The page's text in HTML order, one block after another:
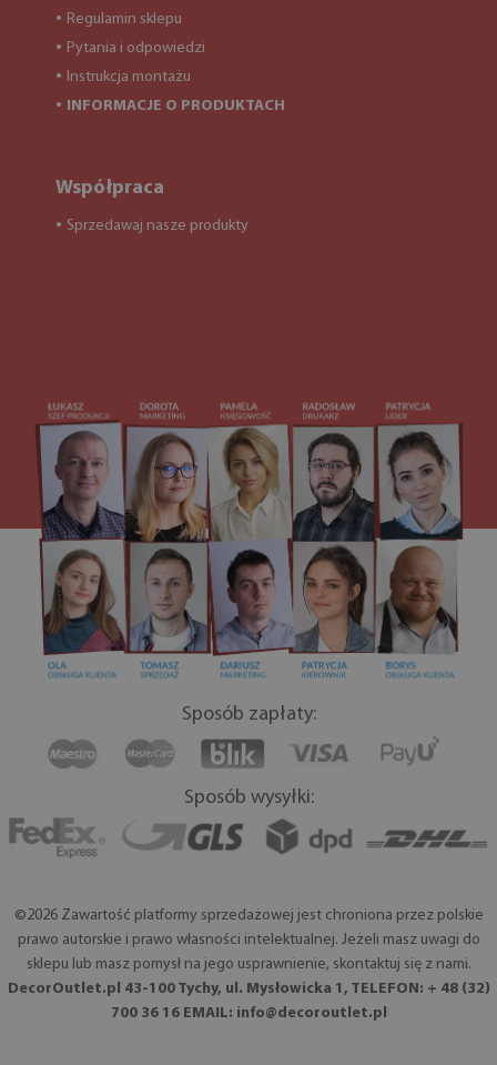
● Regulamin sklepu
● Pytania i odpowiedzi
● Instrukcja montażu
● INFORMACJE O PRODUKTACH
Współpraca
● Sprzedawaj nasze produkty
Sposób zapłaty:
Sposób wysyłki:
©2026 Zawartość platformy sprzedażowej jest chroniona przez polskie
prawo autorskie i prawo własności intelektualnej. Jeżeli masz uwagi do
sklepu lub masz pomysł na jego usprawnienie, skontaktuj się z nami.
DecorOutlet.pl 43-100 Tychy, ul. Mysłowicka 1, TELEFON: + 48 (32)
700 36 16 EMAIL: info@decoroutlet.pl